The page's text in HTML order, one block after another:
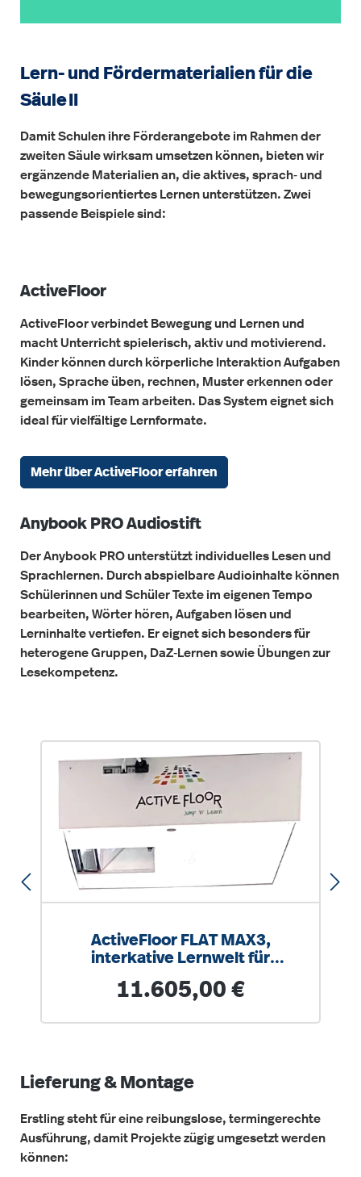
Lern- und Fördermaterialien für die
Säule II
Damit Schulen ihre Förderangebote im Rahmen der
zweiten Säule wirksam umsetzen können, bieten wir
ergänzende Materialien an, die aktives, sprach‑ und
bewegungsorientiertes Lernen unterstützen. Zwei
passende Beispiele sind:
ActiveFloor
ActiveFloor verbindet Bewegung und Lernen und
macht Unterricht spielerisch, aktiv und motivierend.
Kinder können durch körperliche Interaktion Aufgaben
lösen, Sprache üben, rechnen, Muster erkennen oder
gemeinsam im Team arbeiten. Das System eignet sich
ideal für vielfältige Lernformate.
Mehr über ActiveFloor erfahren
Anybook PRO Audiostift
Der Anybook PRO unterstützt individuelles Lesen und
Sprachlernen. Durch abspielbare Audioinhalte können
Schülerinnen und Schüler Texte im eigenen Tempo
bearbeiten, Wörter hören, Aufgaben lösen und
Lerninhalte vertiefen. Er eignet sich besonders für
heterogene Gruppen, DaZ‑Lernen sowie Übungen zur
Lesekompetenz.
ActiveFloor FLAT MAX3,
interkative Lernwelt für
Lichtintensität
Regulärer Preis:
11.605,00 €
Lieferung & Montage
Erstling steht für eine reibungslose, termingerechte
Ausführung, damit Projekte zügig umgesetzt werden
können: